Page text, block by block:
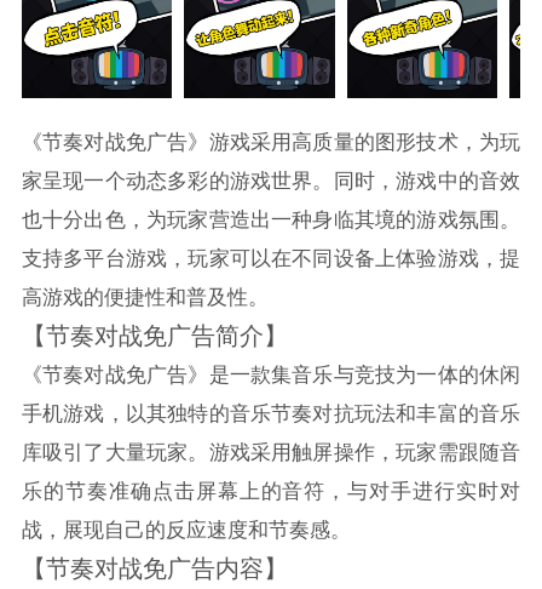
《节奏对战免广告》游戏采用高质量的图形技术，为玩
家呈现一个动态多彩的游戏世界。同时，游戏中的音效
也十分出色，为玩家营造出一种身临其境的游戏氛围。
支持多平台游戏，玩家可以在不同设备上体验游戏，提
高游戏的便捷性和普及性。
【节奏对战免广告简介】
《节奏对战免广告》是一款集音乐与竞技为一体的休闲
手机游戏，以其独特的音乐节奏对抗玩法和丰富的音乐
库吸引了大量玩家。游戏采用触屏操作，玩家需跟随音
乐的节奏准确点击屏幕上的音符，与对手进行实时对
战，展现自己的反应速度和节奏感。
【节奏对战免广告内容】